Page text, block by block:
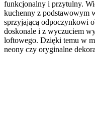
funkcjonalny i przytulny.
kuchenny z podstawowym
sprzyjającą odpoczynkowi
doskonale i z wyczuciem
loftowego. Dzięki temu w
neony czy oryginalne